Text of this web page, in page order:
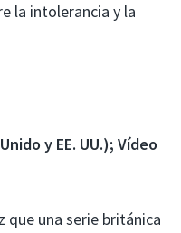
la intolerancia y la
y EE. UU.); Vídeo
que una serie británica